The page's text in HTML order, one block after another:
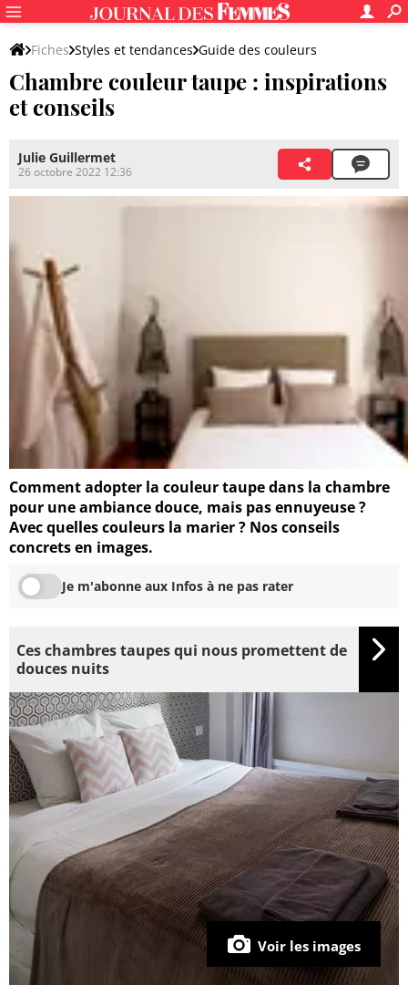
Fiches Styles et tendances Guide des couleurs
A chaque pièce sa couleur Quelle couleur pour ma chambre ?
Chambre couleur taupe : inspirations
et conseils
Julie Guillermet
26 octobre 2022 12:36
Comment adopter la couleur taupe dans la chambre
pour une ambiance douce, mais pas ennuyeuse ?
Avec quelles couleurs la marier ? Nos conseils
concrets en images.
Je m'abonne aux Infos à ne pas rater
Voir les images
Ces chambres taupes qui nous promettent de
douces nuits